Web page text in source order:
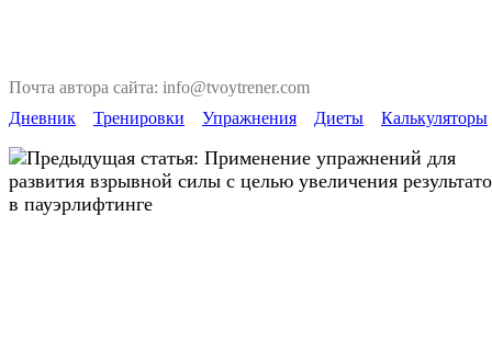
Почта автора сайта: info@tvoytrener.com
Дневник
Тренировки Упражнения Диеты Калькуляторы